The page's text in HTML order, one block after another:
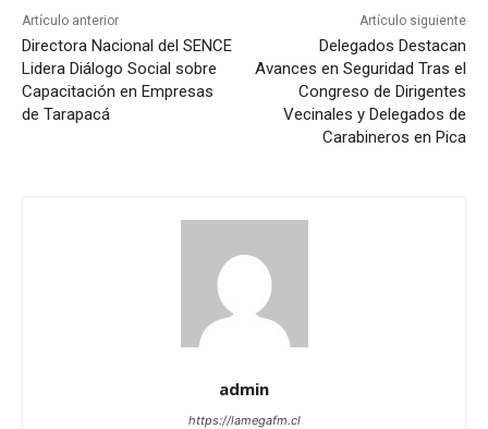
Artículo anterior
Directora Nacional del SENCE
Lidera Diálogo Social sobre
Capacitación en Empresas
de Tarapacá
Artículo siguiente
Delegados Destacan
Avances en Seguridad Tras el
Congreso de Dirigentes
Vecinales y Delegados de
Carabineros en Pica
admin
https://lamegafm.cl